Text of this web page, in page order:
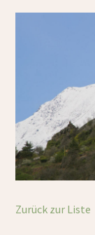
Zurück zur Liste